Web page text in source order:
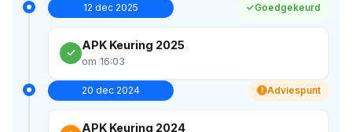
12 dec 2025 Goedgekeurd
APK Keuring 2025
om 16:03
20 dec 2024 ! Adviespunt
APK Keuring 2024